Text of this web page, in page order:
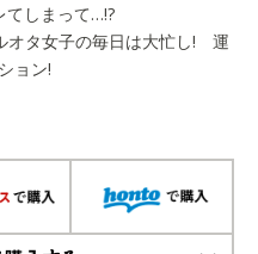
てしまって…!?
タ女子の毎日は大忙し! 運
ョン!